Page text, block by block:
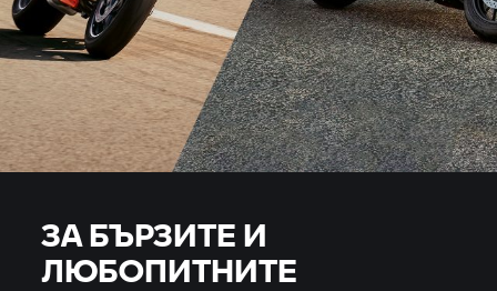
ЗА БЪРЗИТЕ И
ЛЮБОПИТНИТЕ